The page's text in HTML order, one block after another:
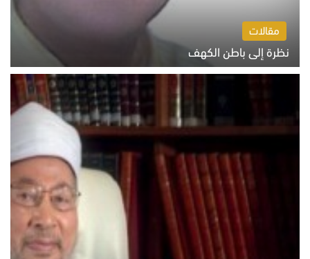
مقالات
نظرة إلى باطن الكهف
السبت 8 أغسطس 2026 11:04 ص